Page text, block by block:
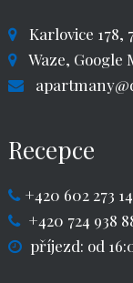
Karlovice 178,
Waze, Google
Recepce
+420 602 273
+420 724 938
příjezd: od